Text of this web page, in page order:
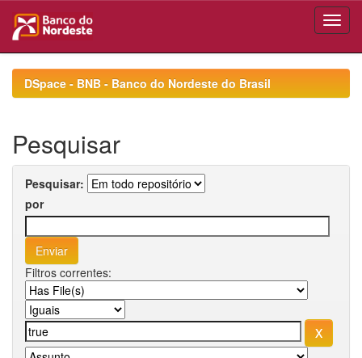
navigationDSpace - BNB - Banco do Nordeste do Brasil
Pesquisar
Pesquisar:
por
Filtros correntes: